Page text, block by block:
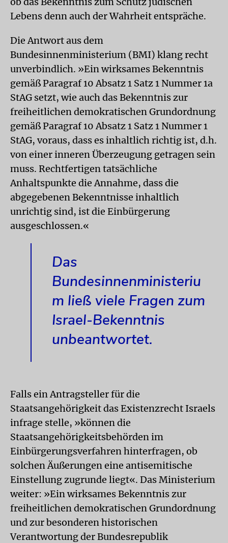
Lebens denn auch der Wahrheit entspräche.
Die Antwort aus dem
Bundesinnenministerium (BMI) klang recht
unverbindlich. »Ein wirksames Bekenntnis
gemäß Paragraf 10 Absatz 1 Satz 1 Nummer 1a
StAG setzt, wie auch das Bekenntnis zur
freiheitlichen demokratischen Grundordnung
gemäß Paragraf 10 Absatz 1 Satz 1 Nummer 1
StAG, voraus, dass es inhaltlich richtig ist, d.h.
von einer inneren Überzeugung getragen sein
muss. Rechtfertigen tatsächliche
Anhaltspunkte die Annahme, dass die
abgegebenen Bekenntnisse inhaltlich
unrichtig sind, ist die Einbürgerung
ausgeschlossen.«
Das
Bundesinnenministeriu
m ließ viele Fragen zum
Israel-Bekenntnis
unbeantwortet.
Falls ein Antragsteller für die
Staatsangehörigkeit das Existenzrecht Israels
infrage stelle, »können die
Staatsangehörigkeitsbehörden im
Einbürgerungsverfahren hinterfragen, ob
solchen Äußerungen eine antisemitische
Einstellung zugrunde liegt«. Das Ministerium
weiter: »Ein wirksames Bekenntnis zur
freiheitlichen demokratischen Grundordnung
und zur besonderen historischen
Verantwortung der Bundesrepublik